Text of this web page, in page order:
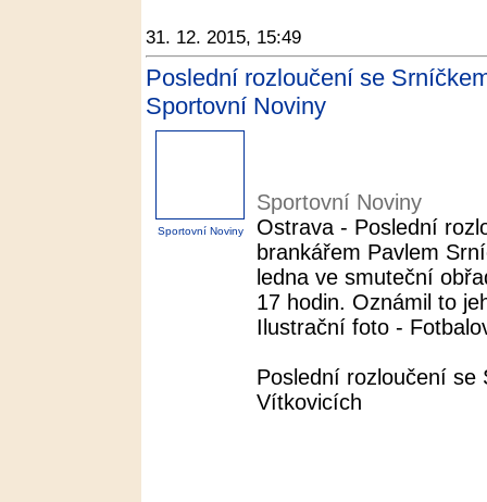
31. 12. 2015, 15:49
Poslední rozloučení se
Sportovní Noviny
Sportovní Noviny
Sportovní Noviny
Ostrava - Poslední
brankářem Pavlem
ledna ve smuteční
17 hodin. Oznámil to
Ilustrační foto -
Poslední rozloučení se
Vítkovicích